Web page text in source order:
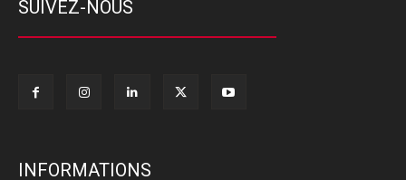
SUIVEZ-NOUS
INFORMATIONS